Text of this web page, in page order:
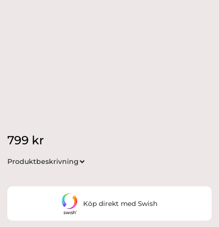
799 kr
Produktbeskrivning
Köp direkt med Swish